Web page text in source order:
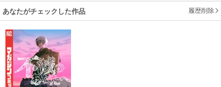
あなたがチェックした作品 履歴削除